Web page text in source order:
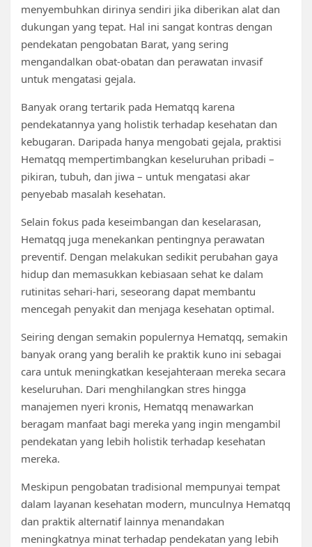
menyembuhkan dirinya sendiri jika diberikan alat dan
dukungan yang tepat. Hal ini sangat kontras dengan
pendekatan pengobatan Barat, yang sering
mengandalkan obat-obatan dan perawatan invasif
untuk mengatasi gejala.
Banyak orang tertarik pada Hematqq karena
pendekatannya yang holistik terhadap kesehatan dan
kebugaran. Daripada hanya mengobati gejala, praktisi
Hematqq mempertimbangkan keseluruhan pribadi –
pikiran, tubuh, dan jiwa – untuk mengatasi akar
penyebab masalah kesehatan.
Selain fokus pada keseimbangan dan keselarasan,
Hematqq juga menekankan pentingnya perawatan
preventif. Dengan melakukan sedikit perubahan gaya
hidup dan memasukkan kebiasaan sehat ke dalam
rutinitas sehari-hari, seseorang dapat membantu
mencegah penyakit dan menjaga kesehatan optimal.
Seiring dengan semakin populernya Hematqq, semakin
banyak orang yang beralih ke praktik kuno ini sebagai
cara untuk meningkatkan kesejahteraan mereka secara
keseluruhan. Dari menghilangkan stres hingga
manajemen nyeri kronis, Hematqq menawarkan
beragam manfaat bagi mereka yang ingin mengambil
pendekatan yang lebih holistik terhadap kesehatan
mereka.
Meskipun pengobatan tradisional mempunyai tempat
dalam layanan kesehatan modern, munculnya Hematqq
dan praktik alternatif lainnya menandakan
meningkatnya minat terhadap pendekatan yang lebih